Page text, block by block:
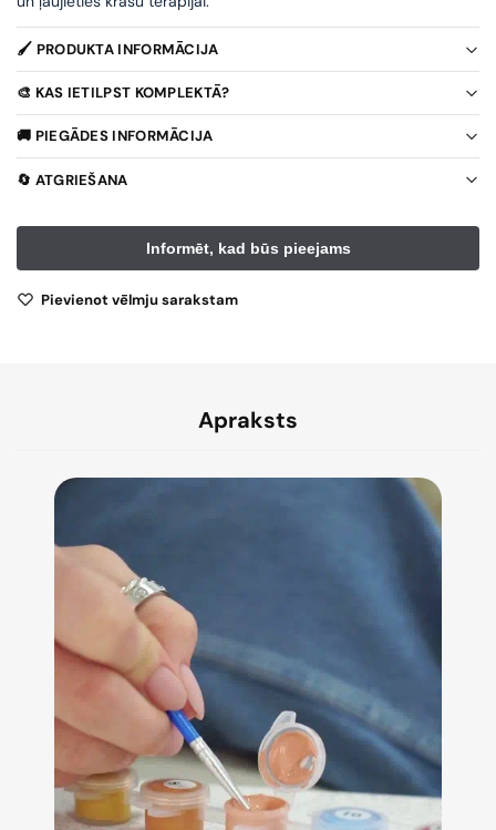
🖌️ PRODUKTA INFORMĀCIJA
🎨 KAS IETILPST KOMPLEKTĀ?
🚚 PIEGĀDES INFORMĀCIJA
🔄 ATGRIEŠANA
Pievienot vēlmju sarakstam
Apraksts